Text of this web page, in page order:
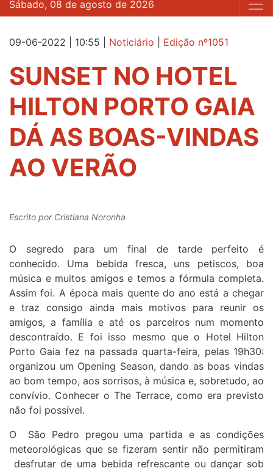
Sábado, 08 de agosto de 2026
09-06-2022 | 10:55 Noticiário Edição nº1051
SUNSET NO HOTEL
HILTON PORTO GAIA
DÁ AS BOAS-VINDAS
AO VERÃO
Escrito por Cristiana Noronha
O segredo para um final de tarde perfeito é
conhecido. Uma bebida fresca, uns petiscos, boa
música e muitos amigos e temos a fórmula completa.
Assim foi. A época mais quente do ano está a chegar
e traz consigo ainda mais motivos para reunir os
amigos, a família e até os parceiros num momento
descontraído. E foi isso mesmo que o Hotel Hilton
Porto Gaia fez na passada quarta-feira, pelas 19h30:
organizou um Opening Season, dando as boas vindas
ao bom tempo, aos sorrisos, à música e, sobretudo, ao
convívio. Conhecer o The Terrace, como era previsto
não foi possível.
O São Pedro pregou uma partida e as condições
meteorológicas que se fizeram sentir não permitiram
desfrutar de uma bebida refrescante ou dançar sob